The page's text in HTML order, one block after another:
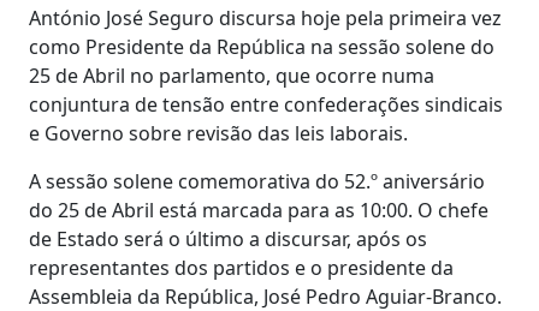
António José Seguro discursa hoje pela primeira vez
como Presidente da República na sessão solene do
25 de Abril no parlamento, que ocorre numa
conjuntura de tensão entre confederações sindicais
e Governo sobre revisão das leis laborais.
A sessão solene comemorativa do 52.º aniversário
do 25 de Abril está marcada para as 10:00. O chefe
de Estado será o último a discursar, após os
representantes dos partidos e o presidente da
Assembleia da República, José Pedro Aguiar-Branco.